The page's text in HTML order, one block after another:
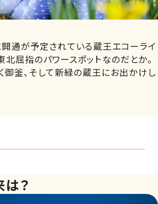
開通が予定されている蔵王エコーライ
北屈指のパワースポットなのだとか。
御釜、そして新緑の蔵王にお出かけし
？